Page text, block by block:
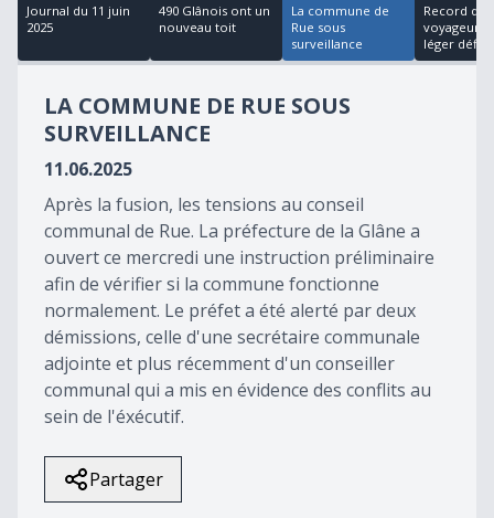
18
minutes,
seconds
Journal du 11 juin
2025
490 Glânois ont un
nouveau toit
La commune de
Rue sous
surveillance
Record de
voyageurs
léger défi...
LA COMMUNE DE RUE SOUS
SURVEILLANCE
11.06.2025
Après la fusion, les tensions au conseil
communal de Rue. La préfecture de la Glâne a
ouvert ce mercredi une instruction préliminaire
afin de vérifier si la commune fonctionne
normalement. Le préfet a été alerté par deux
démissions, celle d'une secrétaire communale
adjointe et plus récemment d'un conseiller
communal qui a mis en évidence des conflits au
sein de l'éxécutif.
Partager